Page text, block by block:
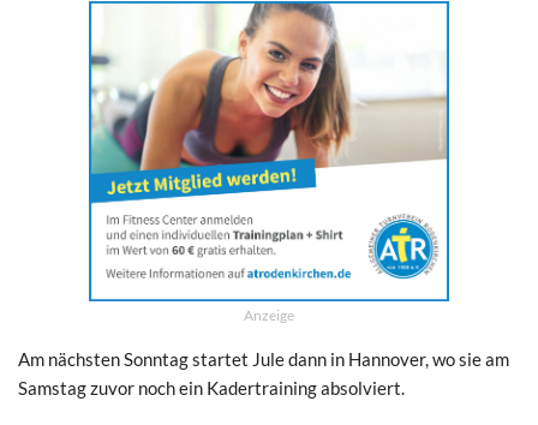
Anzeige
Am nächsten Sonntag startet Jule dann in Hannover, wo sie am
Samstag zuvor noch ein Kadertraining absolviert.